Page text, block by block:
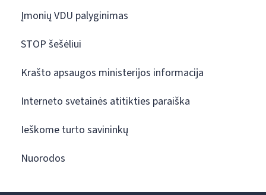
Įmonių VDU palyginimas
STOP šešėliui
Krašto apsaugos ministerijos informacija
Interneto svetainės atitikties paraiška
Ieškome turto savininkų
Nuorodos